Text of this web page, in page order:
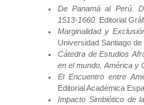
De Panamá al Perú.
1513-1660.
Editorial
Marginalidad y
Universidad Santiago
Cátedra de Estudios
en el mundo, América y
El Encuentro entre
Editorial Académica
Impacto Simbiótico de